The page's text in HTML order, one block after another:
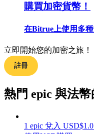
學習如何保持盈利
購買加密貨幣！
在Bitrue上使用多
立即開始您的加密之旅！
註冊
熱門 epic 與法
1 epic 兌入 USD$